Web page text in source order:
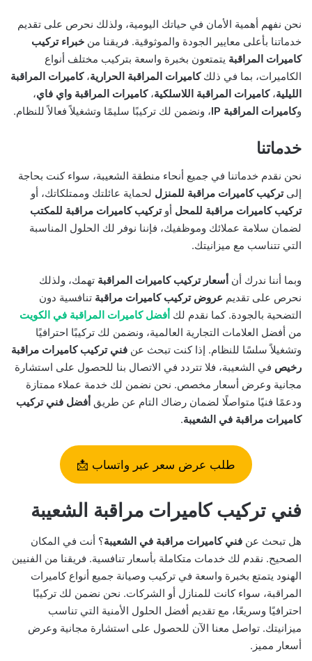
نحن نفهم أهمية الأمان في حياتك اليومية، ولذلك نحرص على تقديم
خدماتنا بأعلى معايير الجودة والموثوقية. فريقنا من خبراء تركيب
كاميرات المراقبة يتمتعون بخبرة واسعة بتركيب مختلف أنواع
الكاميرات، بما في ذلككاميرات المراقبة الحرارية،كاميرات المراقبة
الليلية،كاميرات المراقبة اللاسلكية،كاميرات المراقبة واي فاي،
وكاميرات المراقبة IP ، ونضمن لك تركيبًا سليمًا وتشغيلاً فعالاً للنظام.
خدماتنا
نحن نقدم خدماتنا في جميع أنحاء منطقة الشعيبة، سواء كنت بحاجة
إلىتركيب كاميرات مراقبة للمنزل لحماية عائلتك وممتلكاتك، أو
تركيب كاميرات مراقبة للمحل أوتركيب كاميرات مراقبة للمكتب
لضمان سلامة عملائك وموظفيك، فإننا نوفر لك الحلول المناسبة
التي تتناسب مع ميزانيتك.
وبما أننا ندرك أن أسعار تركيب كاميرات المراقبة تهمك، ولذلك
نحرص على تقديم عروض تركيب كاميرات مراقبة تنافسية دون
التضحية بالجودة. كما نقدم لك أفضل كاميرات المراقبة في الكويت
من أفضل العلامات التجارية العالمية، ونضمن لك تركيبًا احترافيًا
وتشغيلاً سلسًا للنظام. إذا كنت تبحث عن فني تركيب كاميرات مراقبة
رخيص في الشعيبة، فلا تتردد في الاتصال بنا للحصول على استشارة
مجانية وعرض أسعار مخصص. نحن نضمن لك خدمة عملاء ممتازة
ودعمًا فنيًا متواصلًا لضمان رضاك التام عن طريق أفضل فني تركيب
كاميرات مراقبة في الشعيبة.
طلب عرض سعر عبر واتساب 📩
فني تركيب كاميرات مراقبة الشعيبة
هل تبحث عن فني كاميرات مراقبة في الشعيبة؟ أنت في المكان
الصحيح. نقدم لك خدمات متكاملة بأسعار تنافسية. فريقنا من الفنيين
الهنود يتمتع بخبرة واسعة في تركيب وصيانة جميع أنواع كاميرات
المراقبة، سواء كانت للمنازل أو الشركات. نحن نضمن لك تركيبًا
احترافيًا وسريعًا، مع تقديم أفضل الحلول الأمنية التي تناسب
ميزانيتك. تواصل معنا الآن للحصول على استشارة مجانية وعرض
أسعار مميز.